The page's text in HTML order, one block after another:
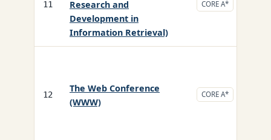
11
Research and
Development in
Information Retrieval)
CORE A*
12
The Web Conference
(WWW)
CORE A*